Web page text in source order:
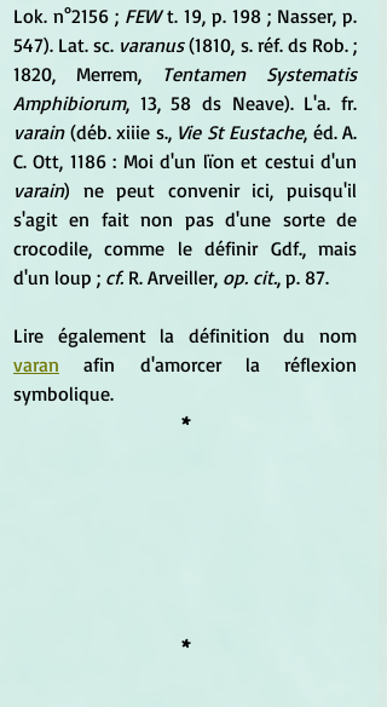
Lok. n°2156 ; FEW t. 19, p. 198 ; Nasser, p.
547). Lat. sc. varanus (1810, s. réf. ds Rob. ;
1820, Merrem, Tentamen Systematis
Amphibiorum
varain (déb. xiiie s., Vie St Eustache, éd. A.
varain) ne peut convenir ici, puisqu'il
s'agit en fait non pas d'une sorte de
crocodile, comme le définir Gdf., mais
d'un loup ; cf. R. Arveiller, op. cit., p. 87.
varan afin d'amorcer la réflexion
symbolique.
*
*